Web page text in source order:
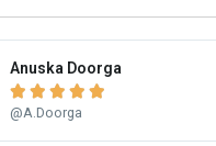
Anuska Doorga
    
@A.Doorga